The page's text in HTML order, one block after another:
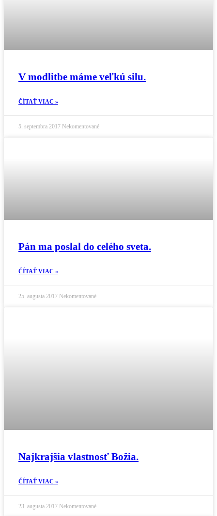
V modlitbe máme veľkú silu.
ČÍTAŤ VIAC »
5. septembra 2017 Nekomentované
Pán ma poslal do celého sveta.
ČÍTAŤ VIAC »
25. augusta 2017 Nekomentované
Najkrajšia vlastnosť Božia.
ČÍTAŤ VIAC »
23. augusta 2017 Nekomentované